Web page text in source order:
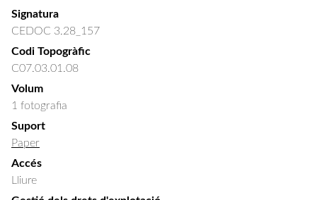
Signatura
CEDOC 3.28_157
Codi Topogràfic
C07.03.01.08
Volum
1 fotografia
Suport
Paper
Accés
Lliure